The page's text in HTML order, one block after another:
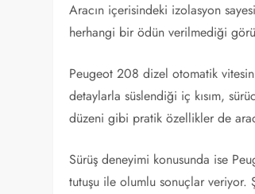
Aracın içerisindeki izolasyon
herhangi bir ödün verilmediği
Peugeot 208 dizel otomatik vitesin
detaylarla süslendiği iç kısım,
düzeni gibi pratik özellikler de
Sürüş deneyimi konusunda ise
tutuşu ile olumlu sonuçlar